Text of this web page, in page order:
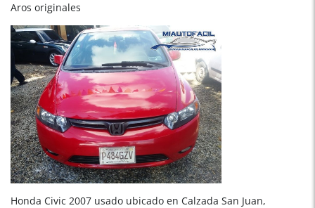
Aros originales
Honda Civic 2007 usado ubicado en Calzada San Juan,